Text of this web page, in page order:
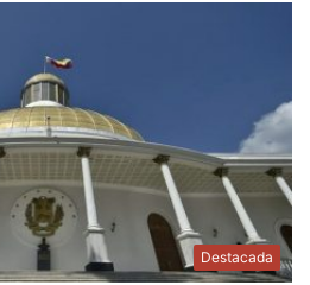
Destacada